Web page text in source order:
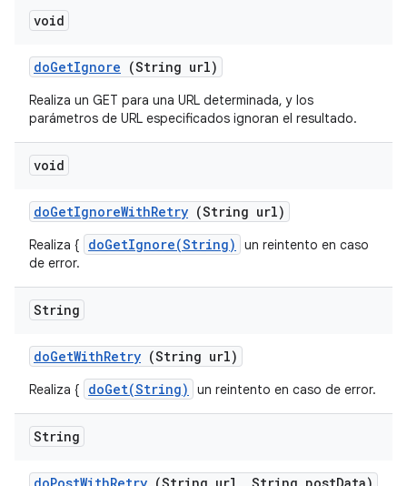
void
doGetIgnore (String url)
Realiza un GET para una URL determinada, y los
parámetros de URL especificados ignoran el resultado.
void
doGetIgnoreWithRetry (String url)
Realiza { doGetIgnore(String)
un reintento en caso
de error.
String
doGetWithRetry (String url)
Realiza { doGet(String) un reintento en caso de error.
String